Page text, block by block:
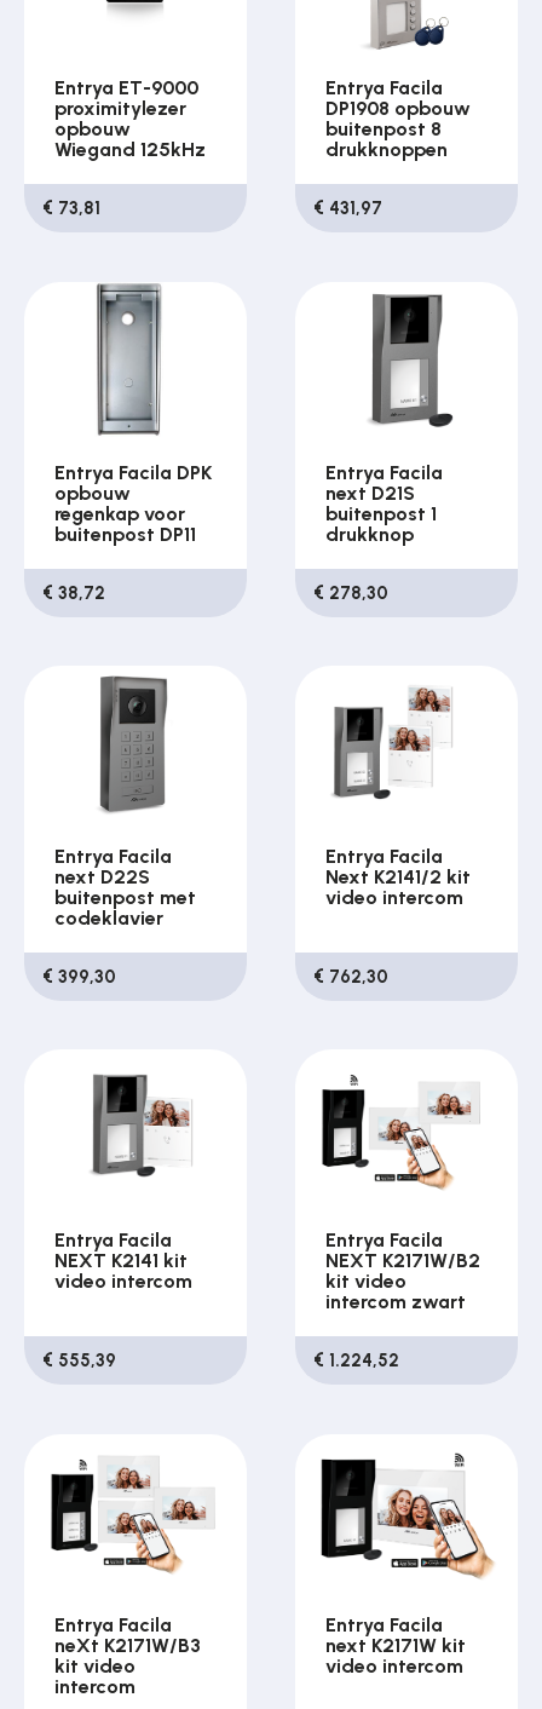
Entrya ET-9000
proximitylezer
opbouw
Wiegand 125kHz
€ 73,81
Entrya Facila
DP1908 opbouw
buitenpost 8
drukknoppen
€ 431,97
Entrya Facila DPK
opbouw
regenkap voor
buitenpost DP11
€ 38,72
Entrya Facila
next D21S
buitenpost 1
drukknop
€ 278,30
Entrya Facila
next D22S
buitenpost met
codeklavier
€ 399,30
Entrya Facila
Next K2141/2 kit
video intercom
€ 762,30
Entrya Facila
NEXT K2141 kit
video intercom
€ 555,39
Entrya Facila
NEXT K2171W/B2
kit video
intercom zwart
€ 1.224,52
Entrya Facila
neXt K2171W/B3
kit video
intercom
Entrya Facila
next K2171W kit
video intercom